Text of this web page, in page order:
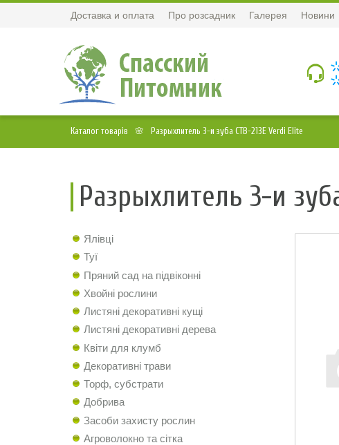
Доставка и оплата Про розсадник Галерея Новини
Каталог товарів Разрыхлитель 3-и зуба СТВ-213Е Verdi Elite
Разрыхлитель 3-и
Ялівці
Туї
Пряний сад на підвіконні
Хвойні рослини
Листяні декоративні кущі
Листяні декоративні дерева
Квіти для клумб
Декоративні трави
Торф, субстрати
Добрива
Засоби захисту рослин
Агроволокно та сітка